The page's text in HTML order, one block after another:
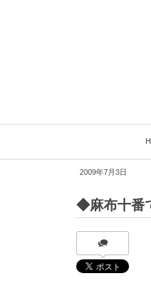
2009年7月3日
◆麻布十番